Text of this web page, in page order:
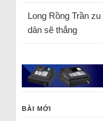
Long Rồng Trầnzu
dân sẽ thắng
BÀI MỚI